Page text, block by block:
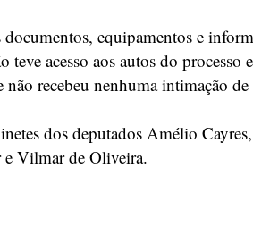
equipamentos e
teve acesso aos autos do
recebeu nenhuma intimação
dos deputados Amélio
Vilmar de Oliveira.